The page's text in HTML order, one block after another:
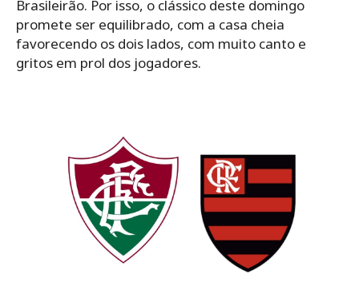
Brasileirão. Por isso, o clássico deste domingo
promete ser equilibrado, com a casa cheia
favorecendo os dois lados, com muito canto e
gritos em prol dos jogadores.